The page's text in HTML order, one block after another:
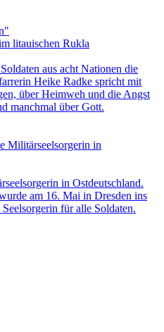
litauischen Rukla
aus acht Nationen die
Heike Radke spricht mit
über Heimweh und die Angst
manchmal über Gott.
Militärseelsorgerin in
in Ostdeutschland.
am 16. Mai in Dresden ins
für alle Soldaten.